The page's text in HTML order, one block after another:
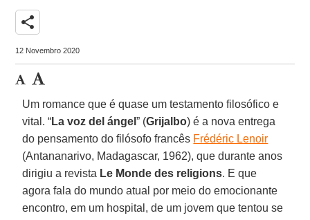
share
12 Novembro 2020
Um romance que é quase um testamento filosófico e
vital. “La voz del ángel” (Grijalbo) é a nova entrega
do pensamento do filósofo francês Frédéric Lenoir
(Antananarivo, Madagascar, 1962), que durante anos
dirigiu a revista Le Monde des religions. E que
agora fala do mundo atual por meio do emocionante
encontro, em um hospital, de um jovem que tentou se